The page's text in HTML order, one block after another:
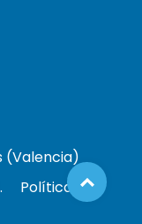
(Valencia)
Política de